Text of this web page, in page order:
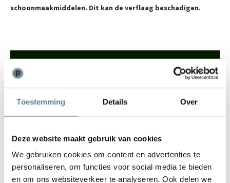
Toestemming Details Over
Deze website maakt gebruik van cookies
We gebruiken cookies om content en advertenties te
personaliseren, om functies voor social media te bieden
en om ons websiteverkeer te analyseren. Ook delen we
schoonmaakmiddelen. Dit kan de verflaag beschadigen.
team!
Start chat
Mailinfo@polyesterplantenbakken.nl
Whatsapp0344-228104